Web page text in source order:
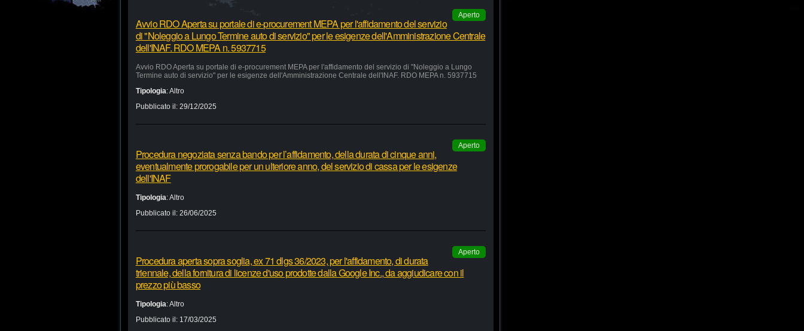
Aperto
Avvio RDO Aperta su portale di e-procurement MEPA per l'affidamento del servizio
di "Noleggio a Lungo Termine auto di servizio" per le esigenze dell'Amministrazione Centrale
dell'INAF. RDO MEPA n. 5937715
Avvio RDO Aperta su portale di e-procurement MEPA per l'affidamento del servizio di "Noleggio a Lungo
Termine auto di servizio" per le esigenze dell'Amministrazione Centrale dell'INAF. RDO MEPA n. 5937715
Tipologia:Altro
Pubblicato il: 29/12/2025
Aperto
Procedura negoziata senza bando per l’affidamento, della durata di cinque anni,
eventualmente prorogabile per un ulteriore anno, del servizio di cassa per le esigenze
dell'INAF
Tipologia:Altro
Pubblicato il: 26/06/2025
Aperto
Procedura aperta sopra soglia, ex 71 dlgs 36/2023, per l'affidamento, di durata
triennale, della fornitura di licenze d'uso prodotte dalla Google Inc., da aggiudicare con il
prezzo più basso
Tipologia:Altro
Pubblicato il: 17/03/2025